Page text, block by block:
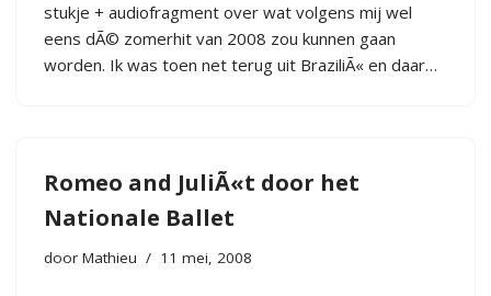
stukje + audiofragment over wat volgens mij wel
eens dÃ© zomerhit van 2008 zou kunnen gaan
worden. Ik was toen net terug uit BraziliÃ« en daar…
Romeo and JuliÃ«t door het
Nationale Ballet
door Mathieu 11 mei, 2008